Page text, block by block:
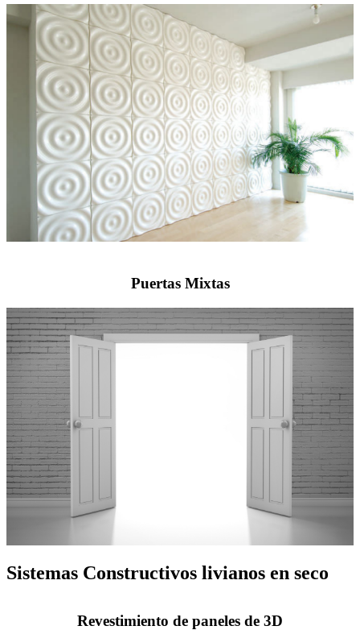
Puertas Mixtas
Sistemas Constructivos livianos en seco
Revestimiento de paneles de 3D